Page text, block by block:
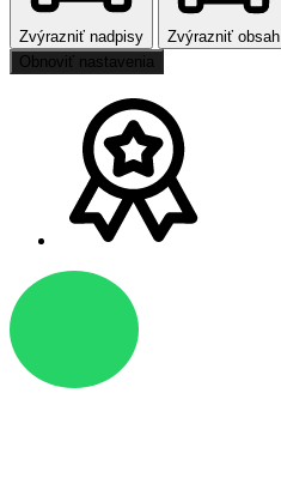
Zvýrazniť nadpisy Zvýrazniť obsah
Obnoviť nastavenia